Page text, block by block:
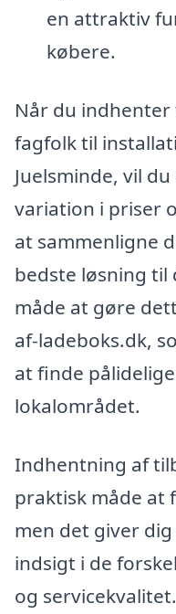
en attraktiv
købere.
Når du
fagfolk til
Juelsminde, vil
variation i priser
at sammenligne
bedste løsning til
måde at gøre
af-ladeboks.dk,
at finde
lokalområdet.
Indhentning af
praktisk måde at
men det giver
indsigt i de
og